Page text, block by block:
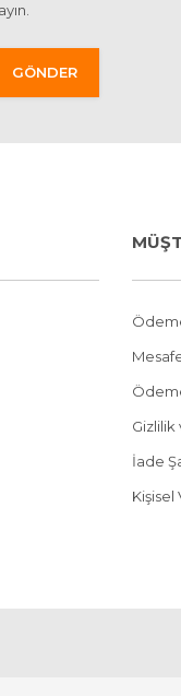
GÖNDER
Gizlilik
İade
Kişisel